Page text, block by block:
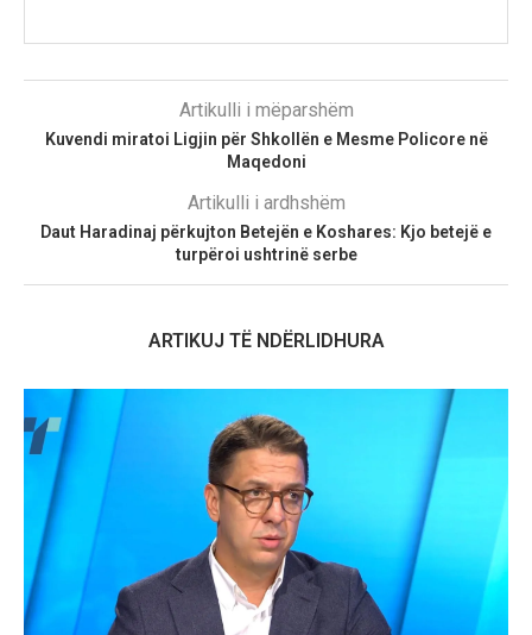
Artikulli i mëparshëm
Kuvendi miratoi Ligjin për Shkollën e Mesme Policore në
Maqedoni
Artikulli i ardhshëm
Daut Haradinaj përkujton Betejën e Koshares: Kjo betejë e
turpëroi ushtrinë serbe
ARTIKUJ TË NDËRLIDHURA